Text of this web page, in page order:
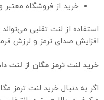
خرید از فروشگاه معتبر
استفاده از لنت تقلبی
افزایش صدای ترمز و لرزش
خرید لنت ترمز مگان از لنت
اگر به دنبال خرید لنت ترمز